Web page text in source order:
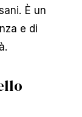
È un
e di